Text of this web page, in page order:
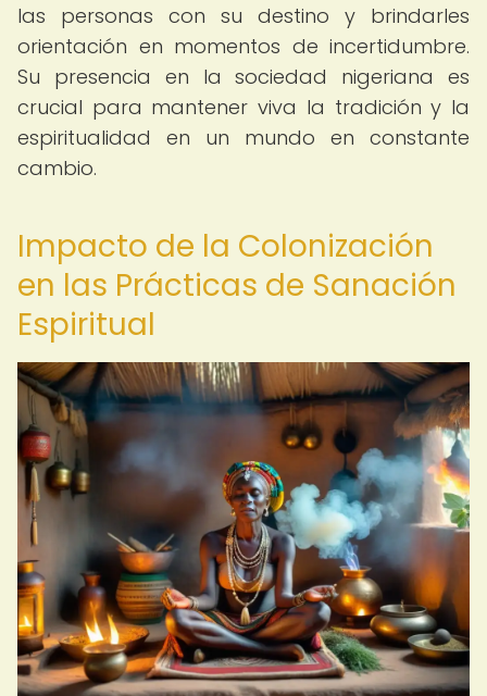
las personas con su destino y brindarles
orientación en momentos de incertidumbre.
Su presencia en la sociedad nigeriana es
crucial para mantener viva la tradición y la
espiritualidad en un mundo en constante
cambio.
Impacto de la Colonización
en las Prácticas de Sanación
Espiritual